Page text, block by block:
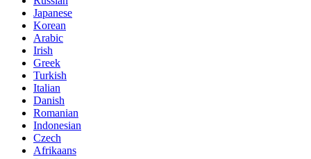
Japanese
Korean
Arabic
Irish
Greek
Turkish
Italian
Danish
Romanian
Indonesian
Czech
Afrikaans